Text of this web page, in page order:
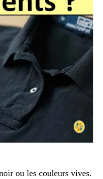
ou les couleurs vives.